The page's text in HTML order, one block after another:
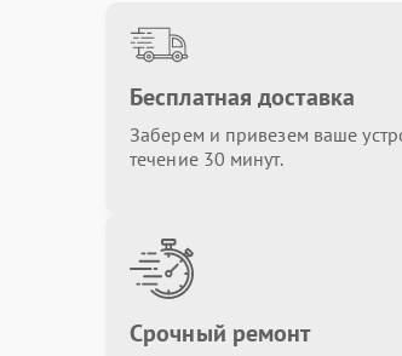
Бесплатная доставка
Заберем и привезем ваше
течение 30 минут.
Срочный ремонт